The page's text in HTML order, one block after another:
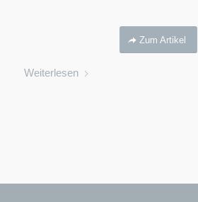
Zum Artikel
Weiterlesen